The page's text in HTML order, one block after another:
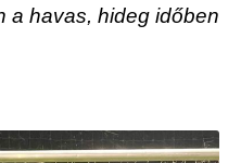
a havas, hideg időben